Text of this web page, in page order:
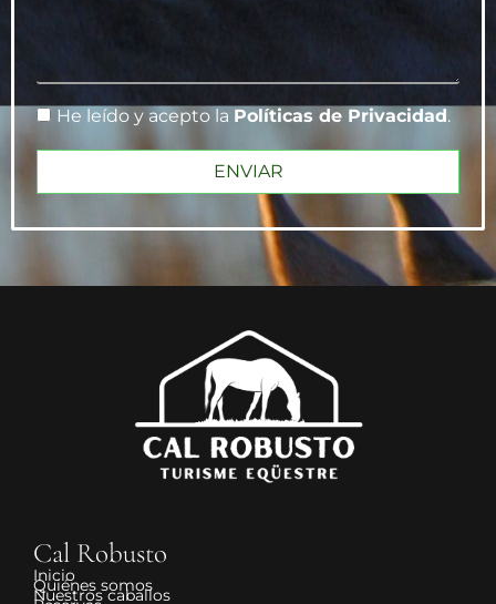
He leído y acepto la Políticas de Privacidad .
ENVIAR
Cal Robusto
Inicio
Quiénes somos
Nuestros caballos